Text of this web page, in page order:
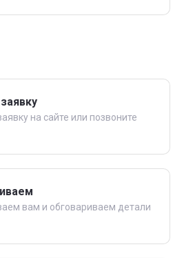
на сайте или позвоните
вам и обговариваем детали